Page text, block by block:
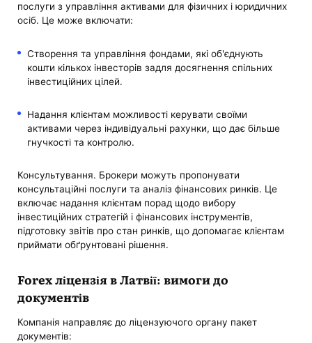
послуги з управління активами для фізичних і юридичних
осіб. Це може включати:
Створення та управління фондами, які об'єднують
кошти кількох інвесторів задля досягнення спільних
інвестиційних цілей.
Надання клієнтам можливості керувати своїми
активами через індивідуальні рахунки, що дає більше
гнучкості та контролю.
Консультування. Брокери можуть пропонувати
консультаційні послуги та аналіз фінансових ринків. Це
включає надання клієнтам порад щодо вибору
інвестиційних стратегій і фінансових інструментів,
підготовку звітів про стан ринків, що допомагає клієнтам
приймати обґрунтовані рішення.
Forex ліцензія в Латвії: вимоги до
документів
Компанія направляє до ліцензуючого органу пакет
документів: